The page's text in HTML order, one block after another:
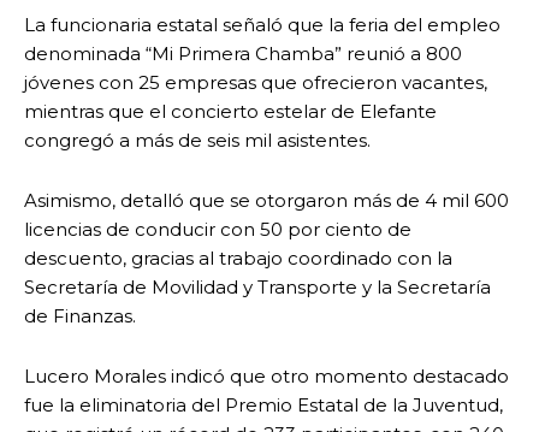
La funcionaria estatal señaló que la feria del empleo
denominada “Mi Primera Chamba” reunió a 800
jóvenes con 25 empresas que ofrecieron vacantes,
mientras que el concierto estelar de Elefante
congregó a más de seis mil asistentes.
Asimismo, detalló que se otorgaron más de 4 mil 600
licencias de conducir con 50 por ciento de
descuento, gracias al trabajo coordinado con la
Secretaría de Movilidad y Transporte y la Secretaría
de Finanzas.
Lucero Morales indicó que otro momento destacado
fue la eliminatoria del Premio Estatal de la Juventud,